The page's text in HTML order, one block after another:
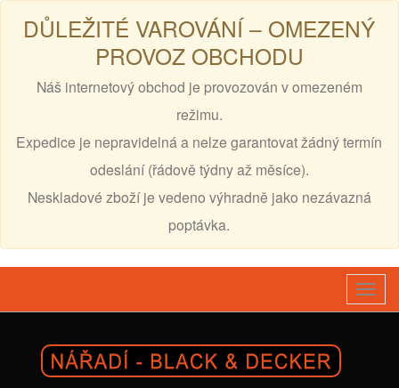
DŮLEŽITÉ VAROVÁNÍ – OMEZENÝ
PROVOZ OBCHODU
Náš internetový obchod je provozován v omezeném
režimu.
Expedice je nepravidelná a nelze garantovat žádný termín
odeslání (řádově týdny až měsíce).
Neskladové zboží je vedeno výhradně jako nezávazná
poptávka.